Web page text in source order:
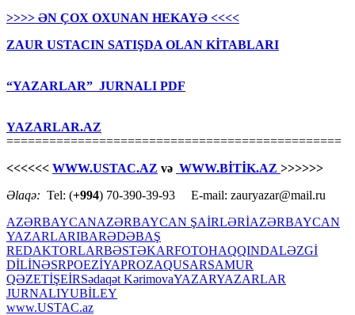
>>>> ƏN ÇOX OXUNAN HEKAYƏ <<<<
ZAUR USTACIN SATIŞDA OLAN KİTABLARI
“YAZARLAR” JURNALI PDF
YAZARLAR.AZ
===============================================
<<<<<< WWW.USTAC.AZ və WWW.BİTİK.AZ >>>>>>
Əlaqə: Tel: (+994) 70-390-39-93 E-mail: zauryazar@mail.ru
AZƏRBAYCANAZƏRBAYCAN ŞAİRLƏRİAZƏRBAYCAN
YAZARLARIBARƏDƏBAŞ
REDAKTORLARBƏSTƏKARFOTOHAQQINDALƏZGİ
DİLİNƏSRPOEZİYAPROZAQUSARSAMUR
QƏZETİŞEİRSədaqət KərimovaYAZARYAZARLAR
JURNALIYUBİLEY
www.USTAC.az